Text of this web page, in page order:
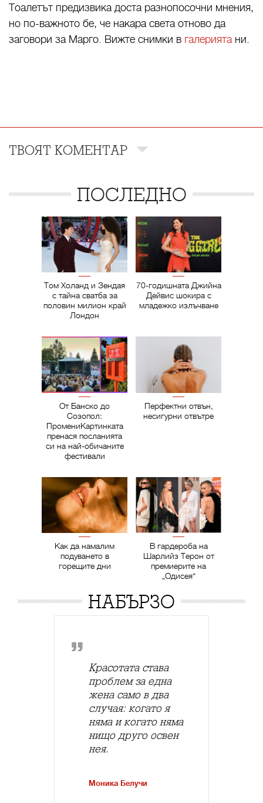
Тоалетът предизвика доста разнопосочни мнения,
но по-важното бе, че накара света отново да
заговори за Марго. Вижте снимки в галериятани.
ТВОЯТ КОМЕНТАР
ПОСЛЕДНО
Том Холанд и Зендая
с тайна сватба за
половин милион край
Лондон
70-годишната Джийна
Дейвис шокира с
младежко излъчване
От Банско до
Созопол:
ПромениКартинката
пренася посланията
си на най-обичаните
фестивали
Перфектни отвън,
несигурни отвътре
Как да намалим
подуването в
горещите дни
В гардероба на
Шарлийз Терон от
премиерите на
„Одисея“
НАБЪРЗО
Красотата става
проблем за една
жена само в два
случая: когато я
няма и когато няма
нищо друго освен
нея.
Моника Белучи